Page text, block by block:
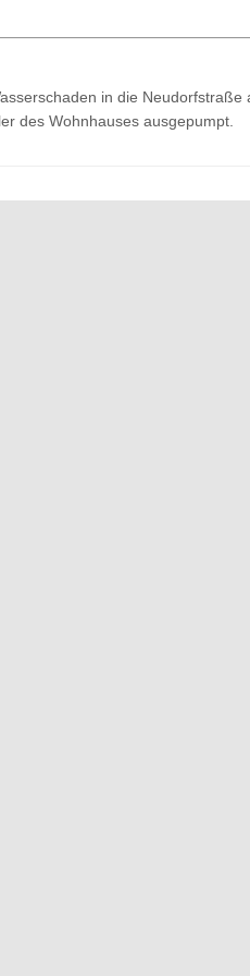
in die Neudorfstraße
des Wohnhauses ausgepumpt.